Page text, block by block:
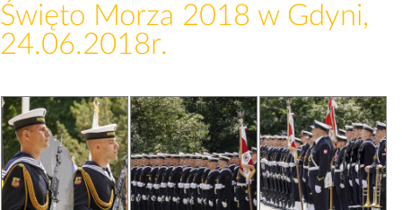
Święto Morza 2018 w Gdyni,
24.06.2018r.